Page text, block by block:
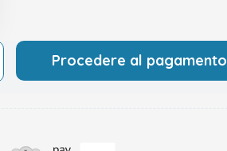
Procedere al pagamento